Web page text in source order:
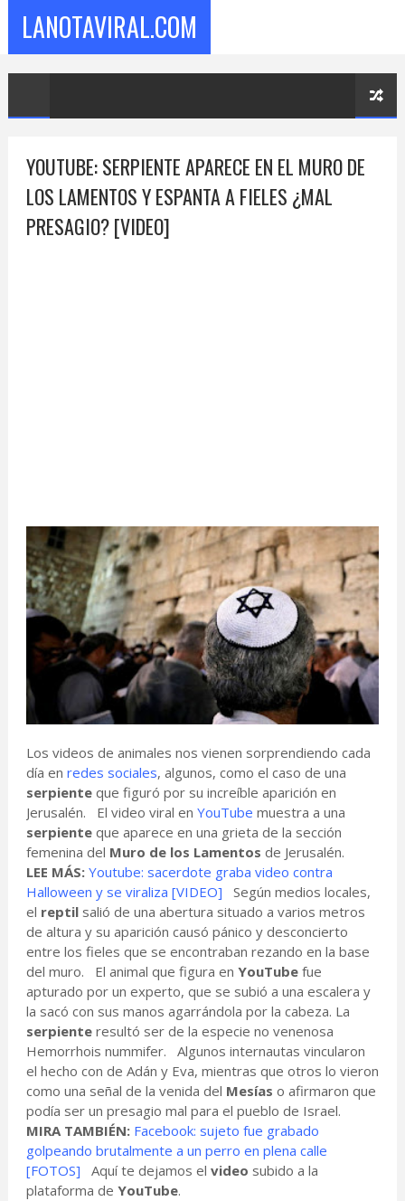
LANOTAVIRAL.COM
YOUTUBE: SERPIENTE APARECE EN EL MURO DE
LOS LAMENTOS Y ESPANTA A FIELES ¿MAL
PRESAGIO? [VIDEO]
Los videos de animales nos vienen sorprendiendo cada
día en redes sociales, algunos, como el caso de una
serpienteque figuró por su increíble aparición en
Jerusalén. El video viral en YouTube muestra a una
serpienteque aparece en una grieta de la sección
femenina del Muro de los Lamentos de Jerusalén.
LEE MÁS: Youtube: sacerdote graba video contra
Halloween y se viraliza [VIDEO] Según medios locales,
el reptilsalió de una abertura situado a varios metros
de altura y su aparición causó pánico y desconcierto
entre los fieles que se encontraban rezando en la base
del muro. El animal que figura en YouTubefue
apturado por un experto, que se subió a una escalera y
la sacó con sus manos agarrándola por la cabeza. La
serpienteresultó ser de la especie no venenosa
Hemorrhois nummifer. Algunos internautas vincularon
el hecho con de Adán y Eva, mientras que otros lo vieron
como una señal de la venida del Mesías o afirmaron que
podía ser un presagio mal para el pueblo de Israel.
MIRA TAMBIÉN: Facebook: sujeto fue grabado
golpeando brutalmente a un perro en plena calle
[FOTOS] Aquí te dejamos el video subido a la
plataforma de YouTube.